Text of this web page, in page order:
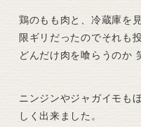
鶏のもも肉と、冷蔵庫を
限ギリだったのでそれも
どんだけ肉を喰らうのか
ニンジンやジャガイモも
しく出来ました。